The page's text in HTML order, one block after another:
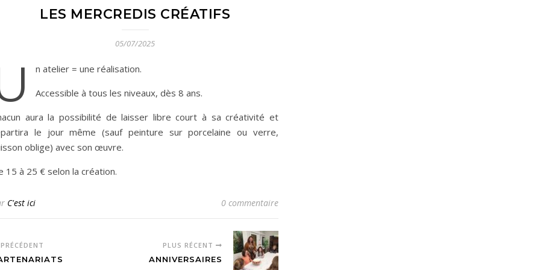
LES MERCREDIS CRÉATIFS
05/07/2025
n atelier = une réalisation.
Accessible à tous les niveaux, dès 8 ans.
aura la possibilité de laisser libre court à sa créativité et
le jour même (sauf peinture sur porcelaine ou verre,
oblige) avec son œuvre.
15 à 25 € selon la création.
C'est ici 0 commentaire
PRÉCÉDENT PLUS RÉCENT
ANNIVERSAIRES